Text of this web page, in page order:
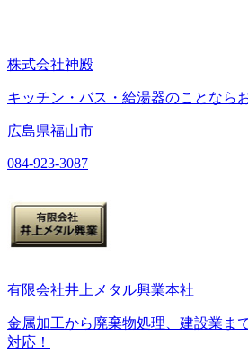
株式会社神殿
キッチン・バス・給湯器のことなら
広島県福山市
084-923-3087
有限会社井上メタル興業本社
金属加工から廃棄物処理、建設業ま
対応！